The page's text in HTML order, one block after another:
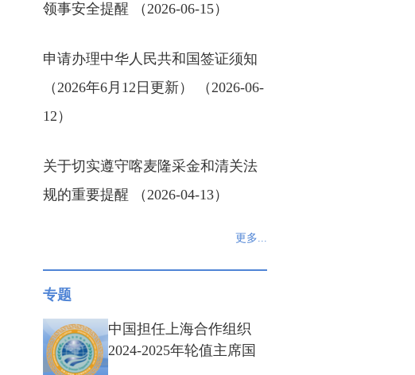
领事安全提醒 （2026-06-15）
申请办理中华人民共和国签证须知
（2026年6月12日更新） （2026-06-
12）
关于切实遵守喀麦隆采金和清关法
规的重要提醒 （2026-04-13）
更多...
专题
中国担任上海合作组织
2024-2025年轮值主席国